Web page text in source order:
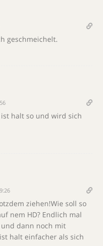
geschmeichelt.
halt so und wird sich
ziehen!Wie soll so
nem HD? Endlich mal
und dann noch mit
halt einfacher als sich